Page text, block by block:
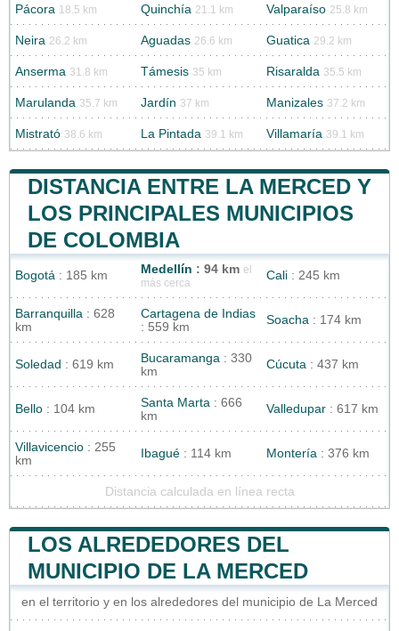
Pácora 18.5 km Quinchía 21.1 km Valparaíso 25.8 km
Neira 26.2 km Aguadas 26.6 km Guatica 29.2 km
Anserma 31.8 km Támesis 35 km Risaralda 35.5 km
Marulanda 35.7 km Jardín 37 km Manizales 37.2 km
Mistrató 38.6 km La Pintada 39.1 km Villamaría 39.1 km
DISTANCIA ENTRE LA MERCED Y
LOS PRINCIPALES MUNICIPIOS
DE COLOMBIA
Bogotá : 185 km Medellín : 94 km el
más cerca
Cali : 245 km
Barranquilla : 628
km
Cartagena de Indias
: 559 km
Soacha : 174 km
Soledad : 619 km Bucaramanga : 330
km
Cúcuta : 437 km
Bello : 104 km Santa Marta : 666
km
Valledupar : 617 km
Villavicencio : 255
km
Ibagué : 114 km Montería : 376 km
Distancia calculada en línea recta
LOS ALREDEDORES DEL
MUNICIPIO DE LA MERCED
en el territorio y en los alrededores del municipio de La Merced